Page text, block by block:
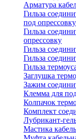
Арматура
Гильза
под опрессовку
Гильза
опрессовку
Гильза
Гильза
Гильза
Заглушка
Зажим
Клемма для
Колпачок
Комплект
Лубрикант-
Мастика